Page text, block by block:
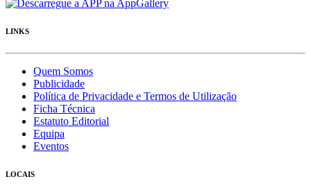
LINKS
Quem Somos
Publicidade
Política de Privacidade e Termos de Utilização
Ficha Técnica
Estatuto Editorial
Equipa
Eventos
LOCAIS